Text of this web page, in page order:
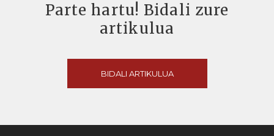
Parte hartu! Bidali zure
artikulua
BIDALI ARTIKULUA